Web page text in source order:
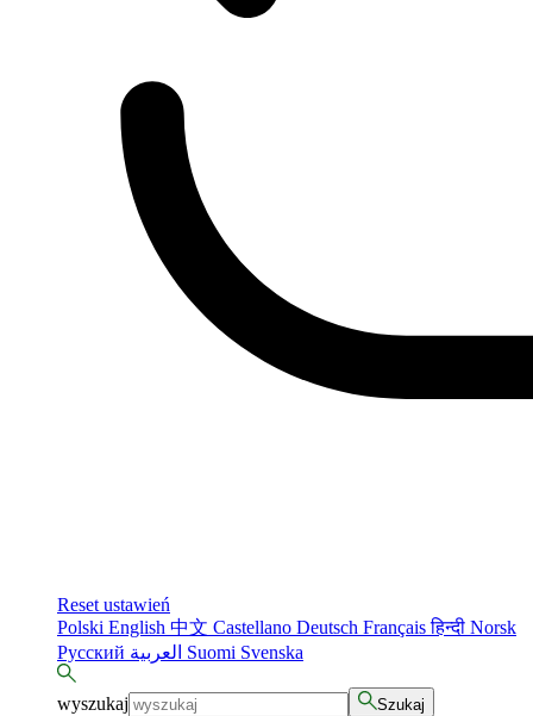
Reset ustawień
Polski English 中文 Castellano Deutsch Françaisहिन्दी Norsk
Русский
Suomi Svenska
wyszukaj Szukaj